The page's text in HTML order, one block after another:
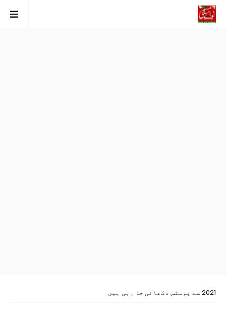
2021 سے پوسٹس دکھائی جا رہی ہیں